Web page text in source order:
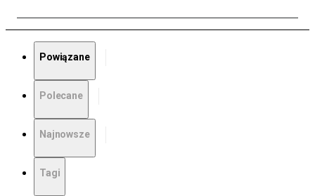
Powiązane
Polecane
Najnowsze
Tagi